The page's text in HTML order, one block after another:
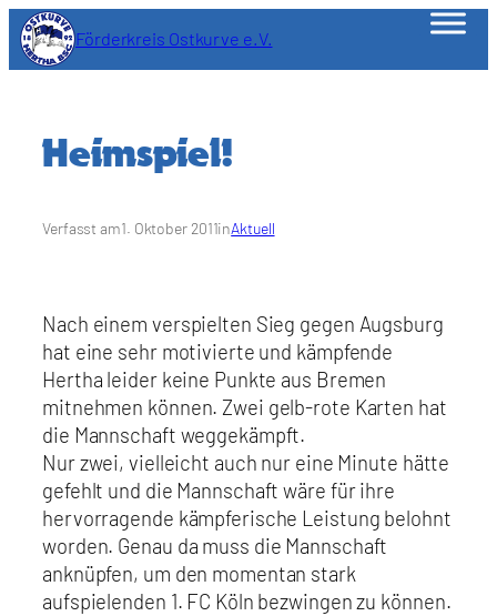
Zum
Inhalt
springen
Förderkreis Ostkurve e.V.
Heimspiel!
Verfasst am1. Oktober 2011inAktuell
Nach einem verspielten Sieg gegen Augsburg
hat eine sehr motivierte und kämpfende
Hertha leider keine Punkte aus Bremen
mitnehmen können. Zwei gelb-rote Karten hat
die Mannschaft weggekämpft.
Nur zwei, vielleicht auch nur eine Minute hätte
gefehlt und die Mannschaft wäre für ihre
hervorragende kämpferische Leistung belohnt
worden. Genau da muss die Mannschaft
anknüpfen, um den momentan stark
aufspielenden 1. FC Köln bezwingen zu können.